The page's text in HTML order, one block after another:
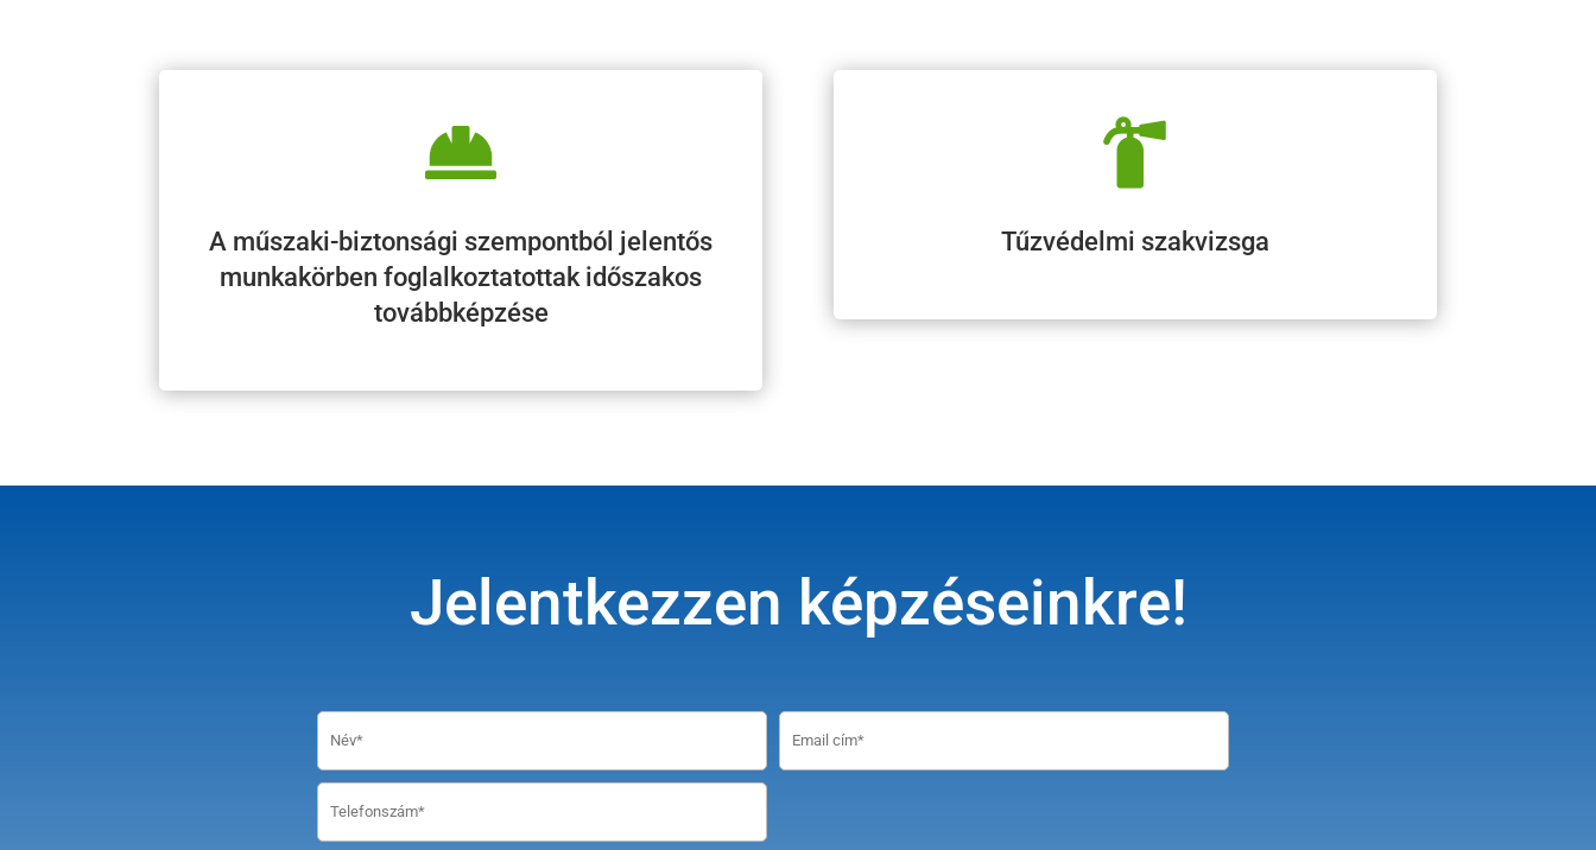

A műszaki-biztonsági szempontból jelentős
munkakörben foglalkoztatottak időszakos
továbbképzése

Tűzvédelmi szakvizsga
Jelentkezzen képzéseinkre!